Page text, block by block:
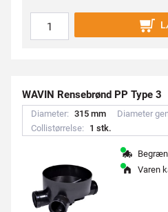
WAVIN Rensebrønd PP Type 3
Diameter: 31 5 mm Diameter
Collistørrelse:
1 stk.
Varen